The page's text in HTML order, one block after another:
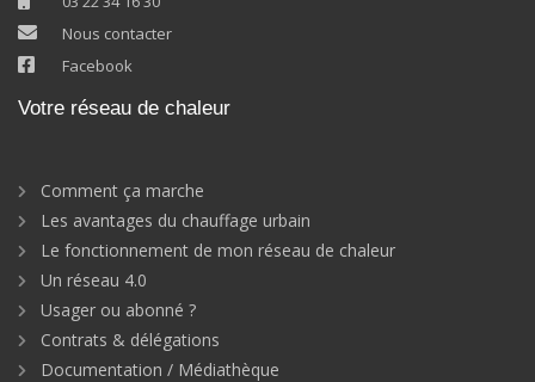
Nous contacter
Facebook
Votre réseau de chaleur
Comment ça marche
Les avantages du chauffage urbain
Le fonctionnement de mon réseau de chaleur
Un réseau 4.0
Usager ou abonné ?
Contrats & délégations
Documentation / Médiathèque